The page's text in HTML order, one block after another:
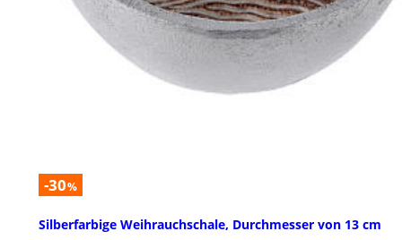
-30%
Silberfarbige Weihrauchschale, Durchmesser von 13 cm